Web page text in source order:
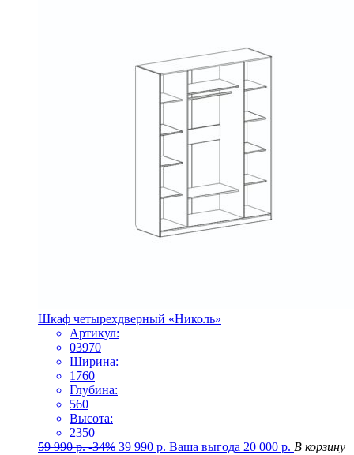
Шкаф четырехдверный «Николь»
Артикул:
03970
Ширина:
1760
Глубина:
560
Высота:
2350
59 990р. -34% 39 990 р. Ваша выгода 20 000 р. В корзину